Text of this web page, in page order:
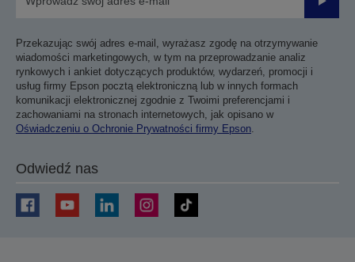
Przekazując swój adres e-mail, wyrażasz zgodę na otrzymywanie
wiadomości marketingowych, w tym na przeprowadzanie analiz
rynkowych i ankiet dotyczących produktów, wydarzeń, promocji i
usług firmy Epson pocztą elektroniczną lub w innych formach
komunikacji elektronicznej zgodnie z Twoimi preferencjami i
zachowaniami na stronach internetowych, jak opisano w
Oświadczeniu o Ochronie Prywatności firmy Epson.
Odwiedź nas